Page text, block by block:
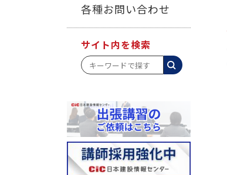
各種お問い合わせ
サイト内を検索